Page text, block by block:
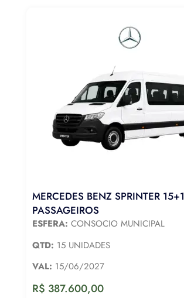
MERCEDES BENZ SPRINTER 15+1
PASSAGEIROS
ESFERA: CONSOCIO MUNICIPAL
QTD: 15 UNIDADES
VAL: 15/06/2027
R$ 387.600,00